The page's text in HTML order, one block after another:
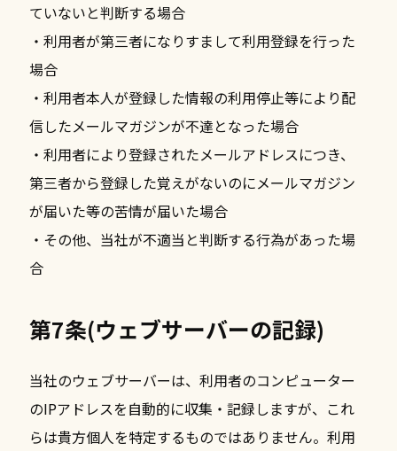
ていないと判断する場合
・利用者が第三者になりすまして利用登録を行った
場合
・利用者本人が登録した情報の利用停止等により配
信したメールマガジンが不達となった場合
・利用者により登録されたメールアドレスにつき、
第三者から登録した覚えがないのにメールマガジン
が届いた等の苦情が届いた場合
・その他、当社が不適当と判断する行為があった場
合
第7条(ウェブサーバーの記録)
当社のウェブサーバーは、利用者のコンピューター
のIPアドレスを自動的に収集・記録しますが、これ
らは貴方個人を特定するものではありません。利用